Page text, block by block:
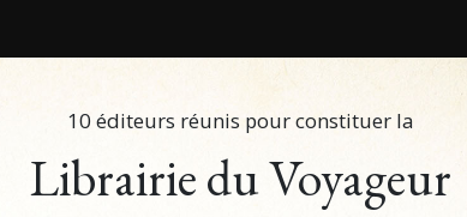
10 éditeurs réunis pour constituer la
Librairie du Voyageur